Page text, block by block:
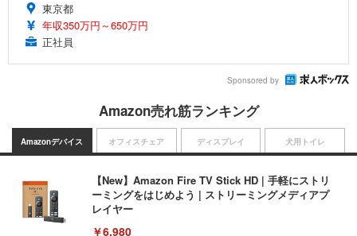
東京都
年収350万円～650万円
正社員
Sponsored by
Amazon売れ筋ランキング
Amazonデバイス
【New】Amazon Fire TV Stick HD | 手軽にストリ
ーミングをはじめよう | ストリーミングメディアプ
レイヤー
￥6,980
オフィスチェア ディスプレイ 犬用トイレ